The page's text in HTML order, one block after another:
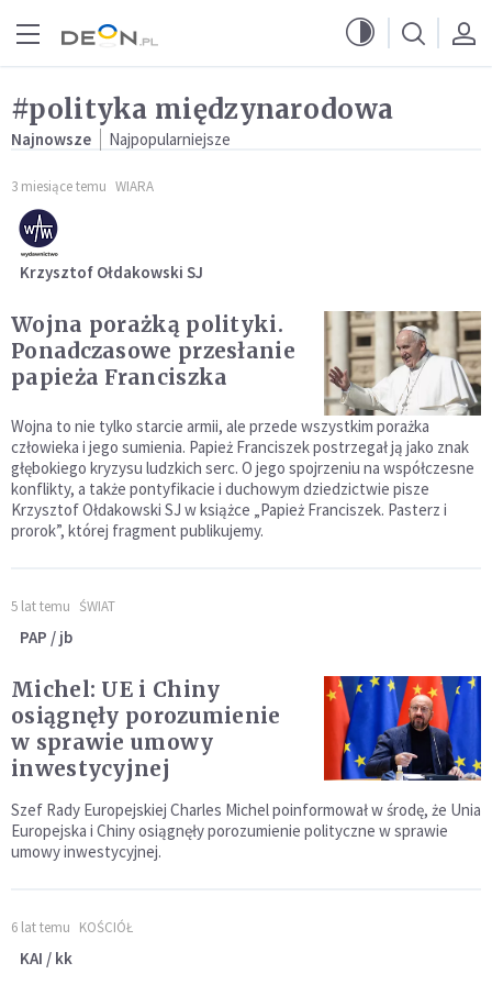
#polityka międzynarodowa
Najnowsze Najpopularniejsze
3 miesiące temu WIARA
Krzysztof Ołdakowski SJ
Wojna porażką polityki.
Ponadczasowe przesłanie
papieża Franciszka
Wojna to nie tylko starcie armii, ale przede wszystkim porażka
człowieka i jego sumienia. Papież Franciszek postrzegał ją jako znak
głębokiego kryzysu ludzkich serc. O jego spojrzeniu na współczesne
konflikty, a także pontyfikacie i duchowym dziedzictwie pisze
Krzysztof Ołdakowski SJ w książce „Papież Franciszek. Pasterz i
prorok”, której fragment publikujemy.
5 lat temu ŚWIAT
PAP / jb
Michel: UE i Chiny
osiągnęły porozumienie
w sprawie umowy
inwestycyjnej
Szef Rady Europejskiej Charles Michel poinformował w środę, że Unia
Europejska i Chiny osiągnęły porozumienie polityczne w sprawie
umowy inwestycyjnej.
6 lat temu KOŚCIÓŁ
KAI / kk